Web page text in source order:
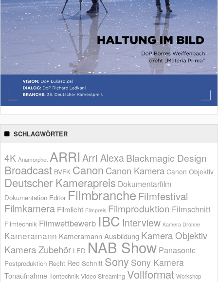
SCHLAGWÖRTER
4K Anamorphot ARRI Arri AlexaBlackmagic Design
Broadcast BVFK Canon Canon Kamera Canon Objektiv
Deutscher Kamerapreis Dokumentarfilm
Dokumentation Editor Filmbranche Filmfestival
Filmkamera Filmlicht Filmpreis Filmproduktion Filmschnitt
Filmtechnik Filmwettbewerb IBC Interview Kamera Drohne
Kameramann Kameramann Ausbildung Kamera Objektiv
Kamera Zubehör LED NAB Show Panasonic
Postproduktion Recht Red Schnitt Sony Sony Kamera
Tonaufnahme Tontechnik Video Streaming Vollformat Workshop